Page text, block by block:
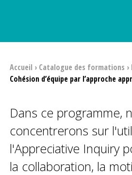
Accueil › Catalogue des formations ›
Cohésion d’équipe par l’approche
Dans ce programme,
concentrerons sur
l'Appreciative Inquiry
la collaboration, la